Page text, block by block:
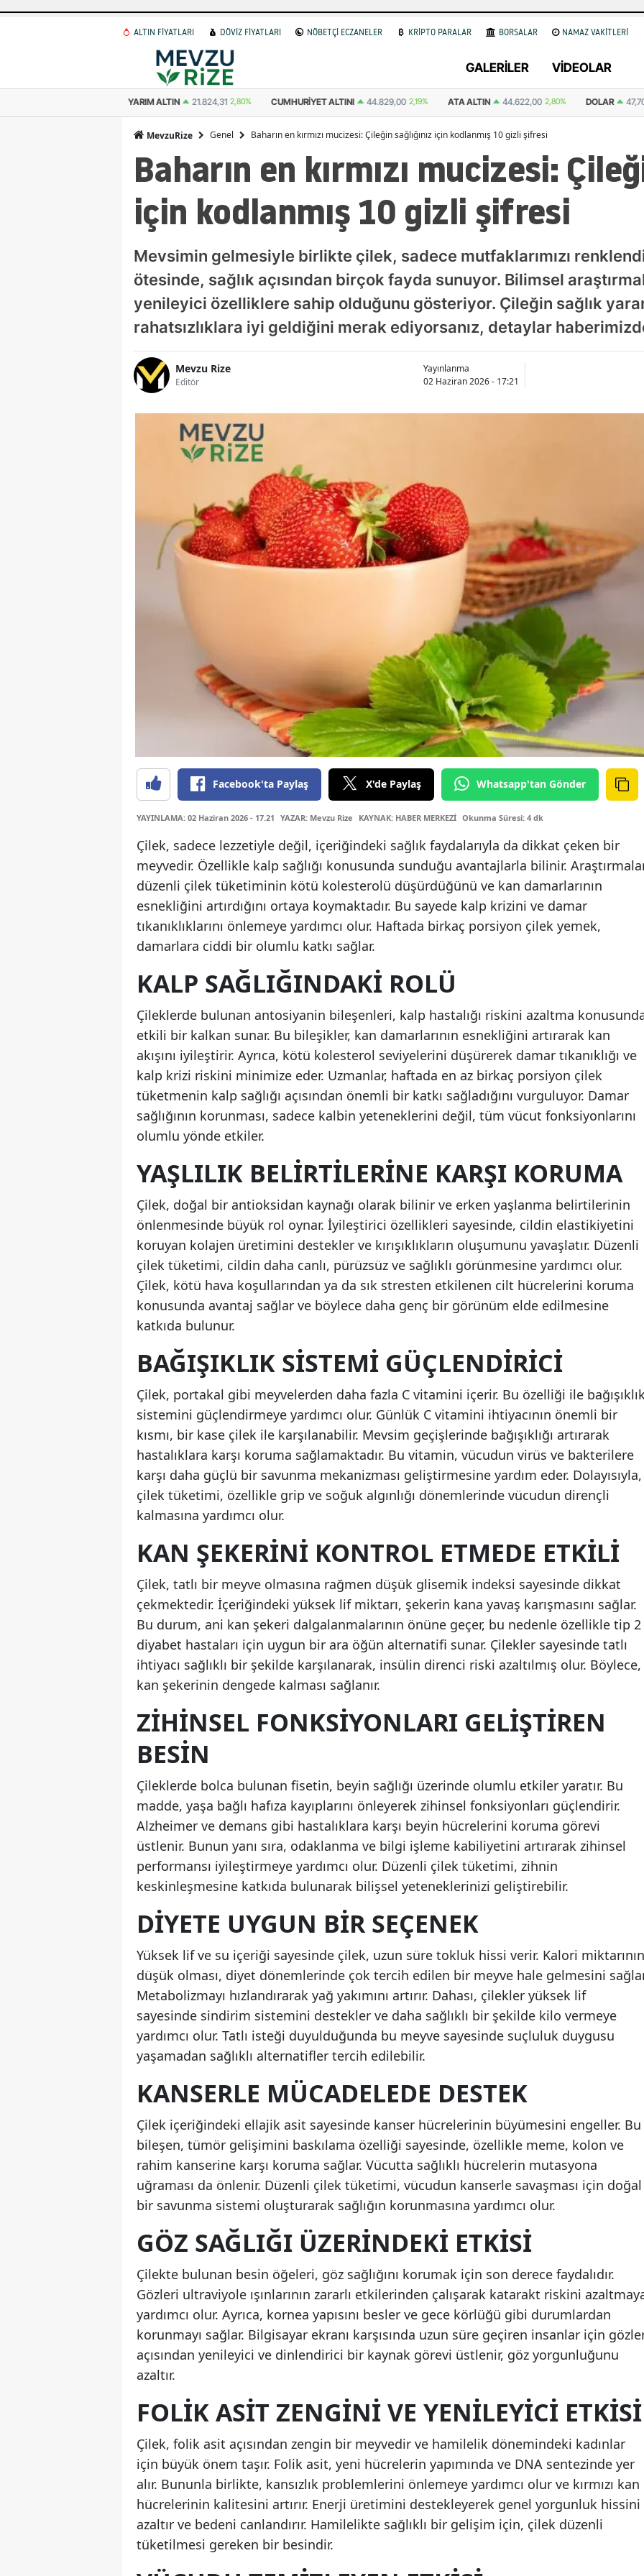
ALTIN FİYATLARI DÖVİZ FİYATLARI NÖBETÇİ ECZANELER KRİPTO PARALAR BORSALAR NAMAZ VAKİTLERİ
GALERİLER VİDEOLAR
YARIM ALTIN 21.824,31 2,80% CUMHURIYET ALTINI 44.829,00 2,19% ATA ALTIN 44.622,00 2,80% DOLAR
MevzuRize Genel Baharın en kırmızı mucizesi: Çileğin sağlığınız için kodlanmış 10 gizli şifresi
Baharın en kırmızı mucizesi:
için kodlanmış 10 gizli şifresi
Mevsimin gelmesiyle birlikte çilek, sadece mutfaklarımızı
ötesinde, sağlık açısından birçok fayda sunuyor. Bilimsel
yenileyici özelliklere sahip olduğunu gösteriyor. Çileğin sağlık
rahatsızlıklara iyi geldiğini merak ediyorsanız, detaylar
Mevzu Rize
Editör
Yayınlanma
02 Haziran 2026 - 17:21
Facebook'ta Paylaş X'de Paylaş Whatsapp'tan Gönder
YAYINLAMA: 02 Haziran 2026 - 17.21 YAZAR: Mevzu Rize KAYNAK: HABER MERKEZİ Okunma Süresi: 4 dk
Çilek, sadece lezzetiyle değil, içeriğindeki sağlık faydalarıyla da dikkat çeken bir
meyvedir. Özellikle kalp sağlığı konusunda sunduğu avantajlarla bilinir.
düzenli çilek tüketiminin kötü kolesterolü düşürdüğünü ve kan damarlarının
esnekliğini artırdığını ortaya koymaktadır. Bu sayede kalp krizini ve damar
tıkanıklıklarını önlemeye yardımcı olur. Haftada birkaç porsiyon çilek yemek,
damarlara ciddi bir olumlu katkı sağlar.
KALP SAĞLIĞINDAKI ROLÜ
Çileklerde bulunan antosiyanin bileşenleri, kalp hastalığı riskini azaltma
etkili bir kalkan sunar. Bu bileşikler, kan damarlarının esnekliğini artırarak kan
akışını iyileştirir. Ayrıca, kötü kolesterol seviyelerini düşürerek damar tıkanıklığı ve
kalp krizi riskini minimize eder. Uzmanlar, haftada en az birkaç porsiyon çilek
tüketmenin kalp sağlığı açısından önemli bir katkı sağladığını vurguluyor. Damar
sağlığının korunması, sadece kalbin yeteneklerini değil, tüm vücut fonksiyonlarını
olumlu yönde etkiler.
YAŞLILIK BELIRTILERINE KARŞI KORUMA
Çilek, doğal bir antioksidan kaynağı olarak bilinir ve erken yaşlanma belirtilerinin
önlenmesinde büyük rol oynar. İyileştirici özellikleri sayesinde, cildin elastikiyetini
koruyan kolajen üretimini destekler ve kırışıklıkların oluşumunu yavaşlatır. Düzenli
çilek tüketimi, cildin daha canlı, pürüzsüz ve sağlıklı görünmesine yardımcı olur.
Çilek, kötü hava koşullarından ya da sık stresten etkilenen cilt hücrelerini koruma
konusunda avantaj sağlar ve böylece daha genç bir görünüm elde edilmesine
katkıda bulunur.
BAĞIŞIKLIK SISTEMI GÜÇLENDIRICI
Çilek, portakal gibi meyvelerden daha fazla C vitamini içerir. Bu özelliği ile
sistemini güçlendirmeye yardımcı olur. Günlük C vitamini ihtiyacının önemli bir
kısmı, bir kase çilek ile karşılanabilir. Mevsim geçişlerinde bağışıklığı artırarak
hastalıklara karşı koruma sağlamaktadır. Bu vitamin, vücudun virüs ve bakterilere
karşı daha güçlü bir savunma mekanizması geliştirmesine yardım eder. Dolayısıyla,
çilek tüketimi, özellikle grip ve soğuk algınlığı dönemlerinde vücudun dirençli
kalmasına yardımcı olur.
KAN ŞEKERINI KONTROL ETMEDE ETKILI
Çilek, tatlı bir meyve olmasına rağmen düşük glisemik indeksi sayesinde dikkat
çekmektedir. İçeriğindeki yüksek lif miktarı, şekerin kana yavaş karışmasını sağlar.
Bu durum, ani kan şekeri dalgalanmalarının önüne geçer, bu nedenle özellikle tip 2
diyabet hastaları için uygun bir ara öğün alternatifi sunar. Çilekler sayesinde tatlı
ihtiyacı sağlıklı bir şekilde karşılanarak, insülin direnci riski azaltılmış olur. Böylece,
kan şekerinin dengede kalması sağlanır.
ZIHINSEL FONKSIYONLARI GELIŞTIREN
BESIN
Çileklerde bolca bulunan fisetin, beyin sağlığı üzerinde olumlu etkiler yaratır. Bu
madde, yaşa bağlı hafıza kayıplarını önleyerek zihinsel fonksiyonları güçlendirir.
Alzheimer ve demans gibi hastalıklara karşı beyin hücrelerini koruma görevi
üstlenir. Bunun yanı sıra, odaklanma ve bilgi işleme kabiliyetini artırarak zihinsel
performansı iyileştirmeye yardımcı olur. Düzenli çilek tüketimi, zihnin
keskinleşmesine katkıda bulunarak bilişsel yeteneklerinizi geliştirebilir.
DIYETE UYGUN BIR SEÇENEK
Yüksek lif ve su içeriği sayesinde çilek, uzun süre tokluk hissi verir. Kalori miktarının
düşük olması, diyet dönemlerinde çok tercih edilen bir meyve hale gelmesini
Metabolizmayı hızlandırarak yağ yakımını artırır. Dahası, çilekler yüksek lif
sayesinde sindirim sistemini destekler ve daha sağlıklı bir şekilde kilo vermeye
yardımcı olur. Tatlı isteği duyulduğunda bu meyve sayesinde suçluluk duygusu
yaşamadan sağlıklı alternatifler tercih edilebilir.
KANSERLE MÜCADELEDE DESTEK
Çilek içeriğindeki ellajik asit sayesinde kanser hücrelerinin büyümesini engeller. Bu
bileşen, tümör gelişimini baskılama özelliği sayesinde, özellikle meme, kolon ve
rahim kanserine karşı koruma sağlar. Vücutta sağlıklı hücrelerin mutasyona
uğraması da önlenir. Düzenli çilek tüketimi, vücudun kanserle savaşması için doğal
bir savunma sistemi oluşturarak sağlığın korunmasına yardımcı olur.
GÖZ SAĞLIĞI ÜZERINDEKI ETKISI
Çilekte bulunan besin öğeleri, göz sağlığını korumak için son derece faydalıdır.
Gözleri ultraviyole ışınlarının zararlı etkilerinden çalışarak katarakt riskini
yardımcı olur. Ayrıca, kornea yapısını besler ve gece körlüğü gibi durumlardan
korunmayı sağlar. Bilgisayar ekranı karşısında uzun süre geçiren insanlar için
açısından yenileyici ve dinlendirici bir kaynak görevi üstlenir, göz yorgunluğunu
azaltır.
FOLIK ASIT ZENGINI VE YENILEYICI ETKISI
Çilek, folik asit açısından zengin bir meyvedir ve hamilelik dönemindeki kadınlar
için büyük önem taşır. Folik asit, yeni hücrelerin yapımında ve DNA sentezinde yer
alır. Bununla birlikte, kansızlık problemlerini önlemeye yardımcı olur ve kırmızı kan
hücrelerinin kalitesini artırır. Enerji üretimini destekleyerek genel yorgunluk hissini
azaltır ve bedeni canlandırır. Hamilelikte sağlıklı bir gelişim için, çilek düzenli
tüketilmesi gereken bir besindir.